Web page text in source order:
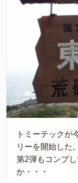
トミーテックが
リーを開始した
第2弾もコンプ
か・・・